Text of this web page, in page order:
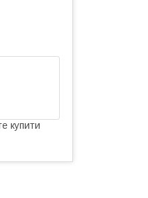
купити